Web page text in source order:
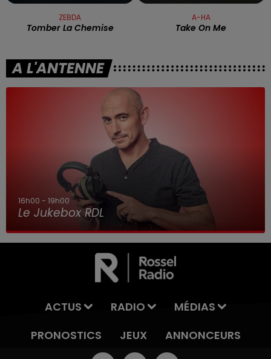
ZEBDA
Tomber La Chemise
A-HA
Take On Me
A L'ANTENNE
16h00 - 19h00
Le Jukebox RDL
ACTUS RADIO
MÉDIAS
PRONOSTICS
JEUX ANNONCEURS